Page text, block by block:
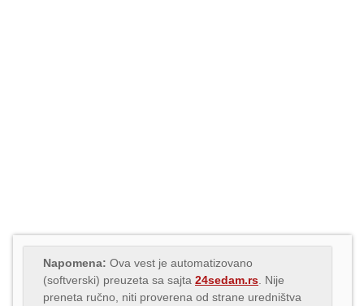
Napomena: Ova vest je automatizovano
(softverski) preuzeta sa sajta 24sedam.rs . Nije
preneta ručno, niti proverena od strane uredništva